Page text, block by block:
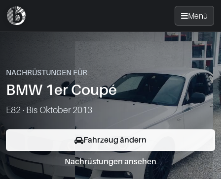
Menü
Nachrüsten
News
Standorte
NACHRÜSTUNGEN FÜR
BMW 1er Coupé
E82 · Bis Oktober 2013
Fahrzeug ändern
Nachrüstungen ansehen